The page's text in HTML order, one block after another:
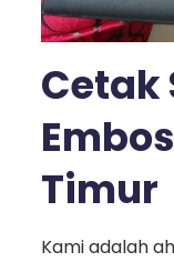
Cetak
Timur
Kami adalah